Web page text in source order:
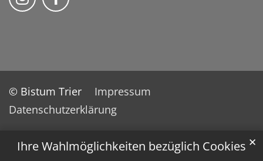
Ihre Wahlmöglichkeiten bezüglich Cookies ✕
© Bistum Trier
Impressum
Datenschutzerklärung